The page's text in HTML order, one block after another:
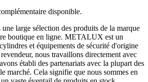
disponible.
large sélection des produits de la marque
boutique en ligne. METALUX est un
et équipements de sécurité d'origine
nous travaillons directement avec
établi des partenariats avec la plupart des
marché. Cela signifie que nous sommes en